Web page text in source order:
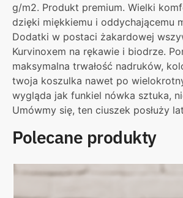
g/m2. Produkt premium. Wielki
dzięki miękkiemu i oddychającemu
Dodatki w postaci żakardowej
Kurvinoxem na rękawie i biodrze.
maksymalna trwałość nadruków,
twoja koszulka nawet po
wygląda jak funkiel nówka sztuka,
Umówmy się, ten ciuszek posłuży
Polecane produkty